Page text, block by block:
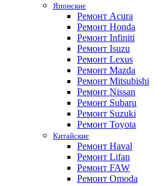
Японские
Ремонт Acura
Ремонт Honda
Ремонт Infiniti
Ремонт Isuzu
Ремонт Lexus
Ремонт Mazda
Ремонт Mitsubishi
Ремонт Nissan
Ремонт Subaru
Ремонт Suzuki
Ремонт Toyota
Китайские
Ремонт Haval
Ремонт Lifan
Ремонт FAW
Ремонт Omoda